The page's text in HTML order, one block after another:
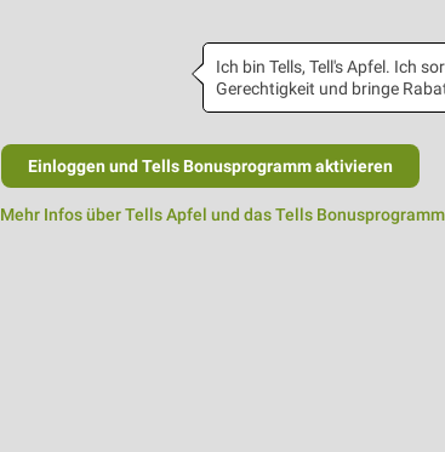
Ich bin Tells, Tell's Apfel. Ich
Gerechtigkeit und bringe
Einloggen und Tells Bonusprogramm aktivieren
Mehr Infos über Tells Apfel und das Tells